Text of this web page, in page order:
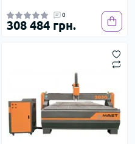
0
308 484 грн.